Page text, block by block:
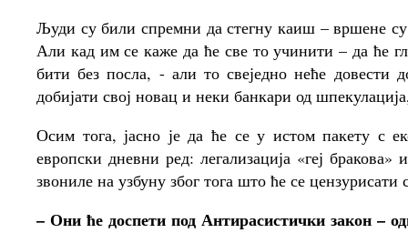
Људи су били спремни да стегну каиш – вршене
Али кад им се каже да ће све то учинити – да ће
бити без посла, - али то свеједно неће довести
добијати свој новац и неки банкари од
Осим тога, јасно је да ће се у истом пакету с
европски дневни ред: легализација «геј
звониле на узбуну због тога што ће се
– Они ће доспети под Антирасистички закон –